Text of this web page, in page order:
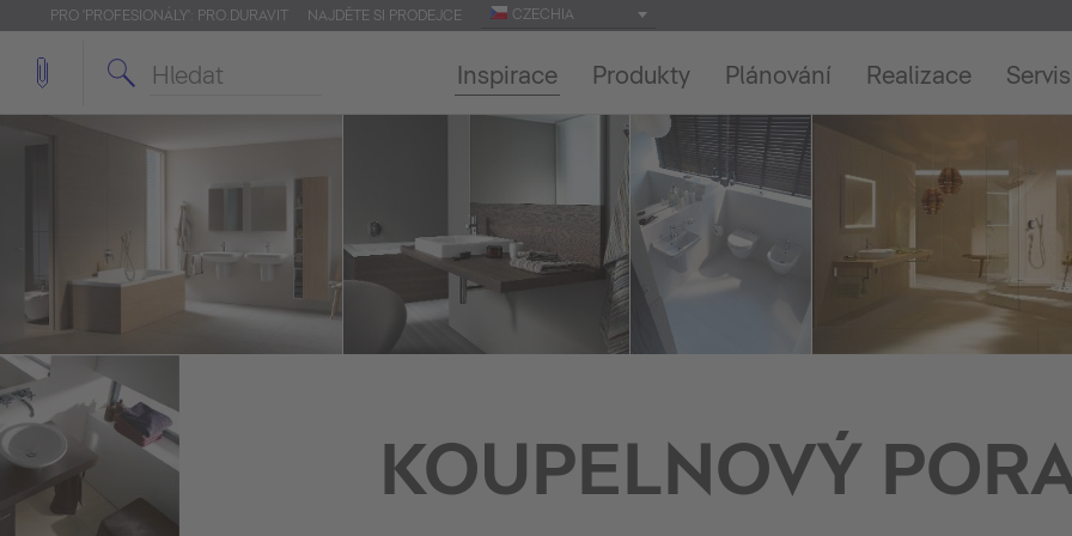
PRO 'PROFESIONÁLY': PRO.DURAVIT NAJDĚTE SI PRODEJCE CZECHIA
Inspirace Produkty Plánování Realizace Servis
KOUPELNOVÝ